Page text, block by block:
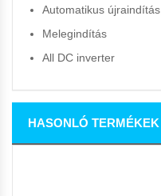
Automatikus újraindítás
Melegindítás
All DC inverter
HASONLÓ TERMÉKEK